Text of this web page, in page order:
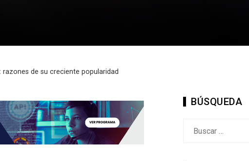
razones de su creciente popularidad
BÚSQUEDA